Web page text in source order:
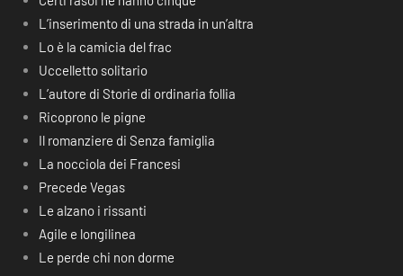
L’inserimento di una strada in un’altra
Lo è la camicia del frac
Uccelletto solitario
L’autore di Storie di ordinaria follia
Ricoprono le pigne
Il romanziere di Senza famiglia
La nocciola dei Francesi
Precede Vegas
Le alzano i rissanti
Agile e longilinea
Le perde chi non dorme